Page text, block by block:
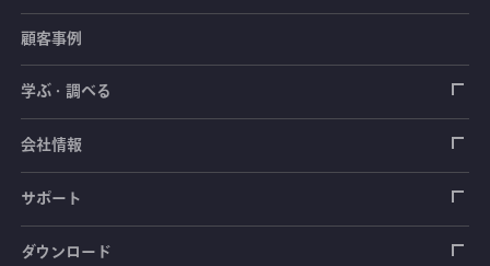
センサ（変換器）
ロードセル
加速度センサ
圧力センサ
トルクセンサ
土木建築用センサ
荷重計
土圧計
間隙水圧計
自動車用センサ
シートベルト張力計
操舵力・操舵角計
測定器
データロガー
ソフトウェア
顧客事例
学ぶ・調べる
ひずみゲージ
センサ（変換器）
測定器
会社情報
拠点情報
会社概要
サポート
製品輸出時の取り扱いと該非判定書
ダウンロード